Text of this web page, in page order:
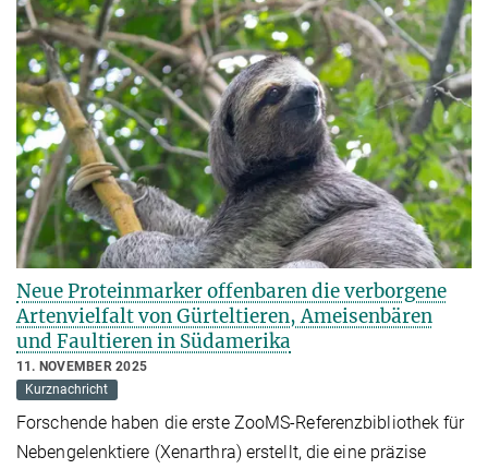
Neue Proteinmarker offenbaren die verborgene
Artenvielfalt von Gürteltieren, Ameisenbären
und Faultieren in Südamerika
11. NOVEMBER 2025
Kurznachricht
Forschende haben die erste ZooMS-Referenzbibliothek für
Nebengelenktiere (Xenarthra) erstellt, die eine präzise